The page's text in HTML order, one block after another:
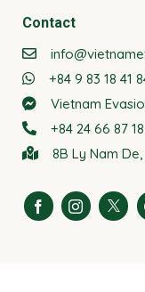
Contact
+84 9 83 18 41
Vietnam
+84 24 66 87
8B Ly Nam